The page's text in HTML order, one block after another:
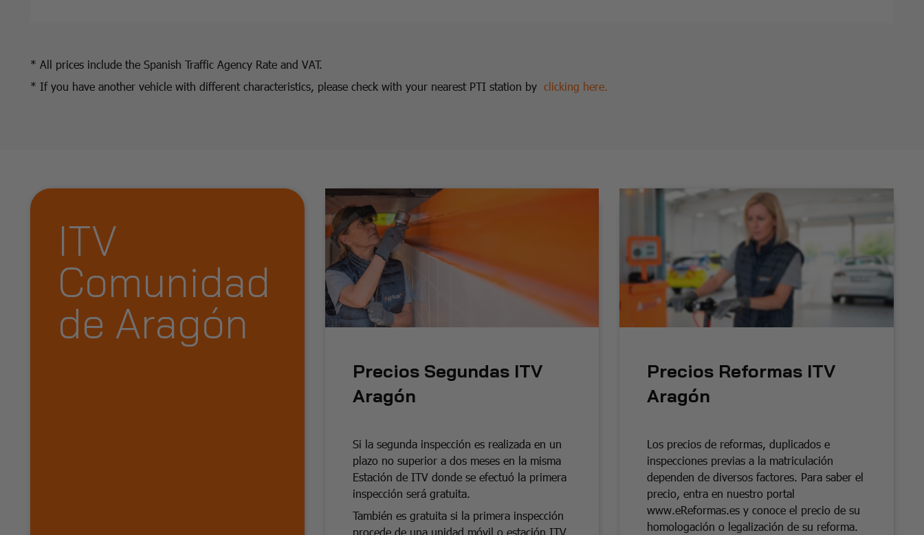
* All prices include the Spanish Traffic Agency Rate and VAT.
* If you have another vehicle with different characteristics, please check with your nearest PTI station by clicking here.
ITV
Comunidad
de Aragón
Precios Segundas ITV
Aragón
Si la segunda inspección es realizada en un
plazo no superior a dos meses en la misma
Estación de ITV donde se efectuó la primera
inspección será gratuita.
También es gratuita si la primera inspección
procede de una unidad móvil o estación ITV
Precios Reformas ITV
Aragón
Los precios de reformas, duplicados e
inspecciones previas a la matriculación
dependen de diversos factores. Para saber el
precio, entra en nuestro portal
www.eReformas.es y conoce el precio de su
homologación o legalización de su reforma.